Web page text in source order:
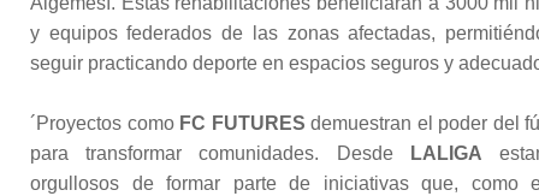
y equipos federados de las zonas afectadas,
seguir practicando deporte en espacios seguros y
´Proyectos como FC FUTURES demuestran el poder del
para transformar comunidades. Desde
LALIGA
orgullosos de formar parte de iniciativas que, como